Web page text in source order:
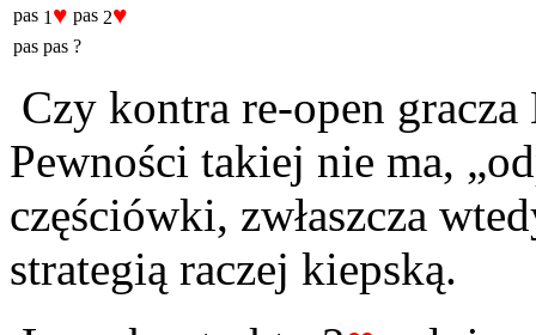
pas 1 ♥ pas 2♥
pas pas ?
Czy kontra re-open
Pewności takiej nie ma,
częściówki, zwłaszcza
strategią raczej kiepską.